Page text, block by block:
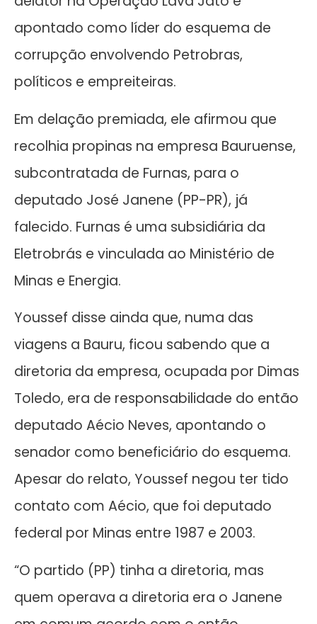
apontado como líder do esquema de
corrupção envolvendo Petrobras,
políticos e empreiteiras.
Em delação premiada, ele afirmou que
recolhia propinas na empresa Bauruense,
subcontratada de Furnas, para o
deputado José Janene (PP-PR), já
falecido. Furnas é uma subsidiária da
Eletrobrás e vinculada ao Ministério de
Minas e Energia.
Youssef disse ainda que, numa das
viagens a Bauru, ficou sabendo que a
diretoria da empresa, ocupada por Dimas
Toledo, era de responsabilidade do então
deputado Aécio Neves, apontando o
senador como beneficiário do esquema.
Apesar do relato, Youssef negou ter tido
contato com Aécio, que foi deputado
federal por Minas entre 1987 e 2003.
“O partido (PP) tinha a diretoria, mas
quem operava a diretoria era o Janene